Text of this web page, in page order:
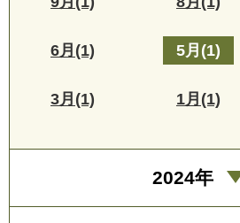
6月(1) 5月(1)
3月(1) 1月(1)
2024年